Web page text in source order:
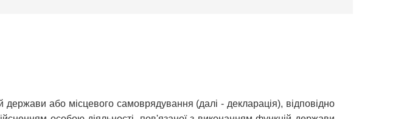
або місцевого самоврядування (далі - декларація), відповідно